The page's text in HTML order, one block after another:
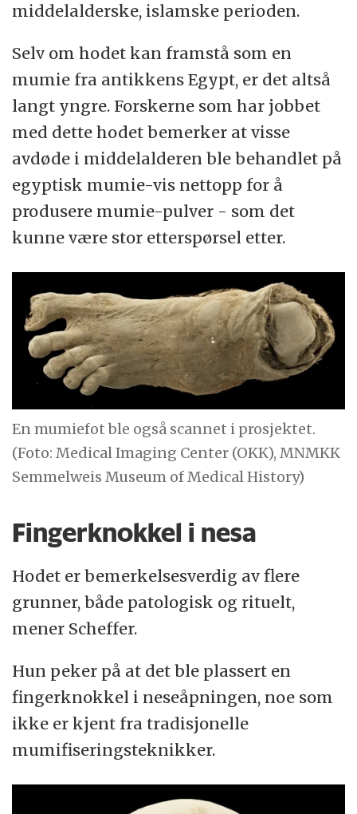
middelalderske, islamske perioden.
Selv om hodet kan framstå som en
mumie fra antikkens Egypt, er det altså
langt yngre. Forskerne som har jobbet
med dette hodet bemerker at visse
avdøde i middelalderen ble behandlet på
egyptisk mumie-vis nettopp for å
produsere mumie-pulver - som det
kunne være stor etterspørsel etter.
En mumiefot ble også scannet i prosjektet.
(Foto: Medical Imaging Center (OKK), MNMKK
Semmelweis Museum of Medical History)
Fingerknokkel i nesa
Hodet er bemerkelsesverdig av flere
grunner, både patologisk og rituelt,
mener Scheffer.
Hun peker på at det ble plassert en
fingerknokkel i neseåpningen, noe som
ikke er kjent fra tradisjonelle
mumifiseringsteknikker.